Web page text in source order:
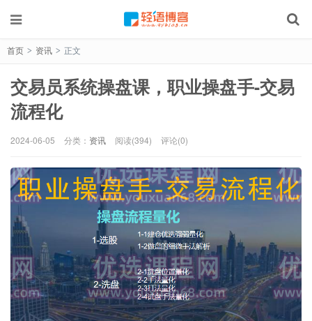
首页 > 资讯 > 正文
交易员系统操盘课，职业操盘手-交易
流程化
2024-06-05 分类： 资讯 阅读(394) 评论(0)